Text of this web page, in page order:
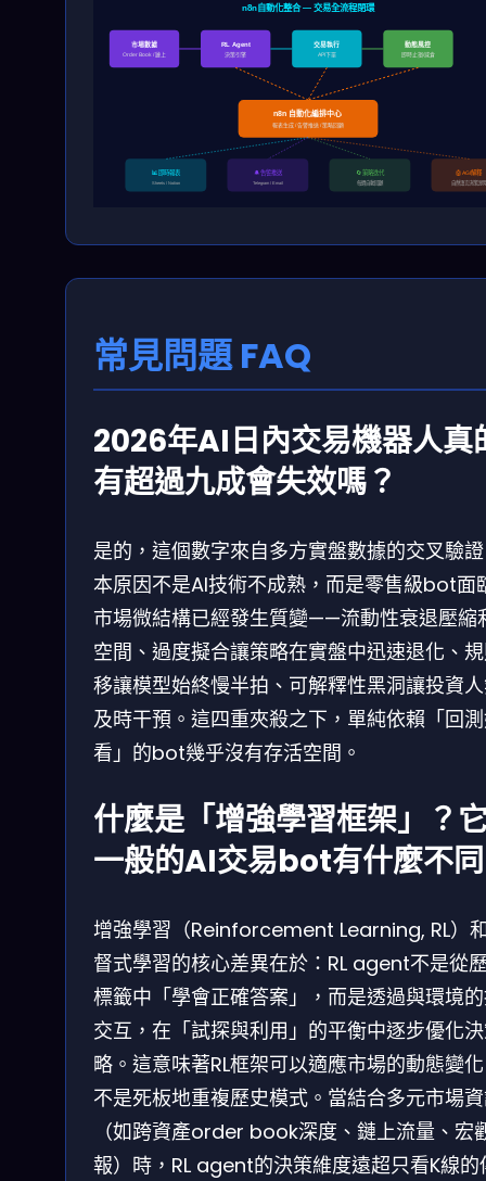
n8n自動化整合 — 交易全流程閉環
市場數據
Order Book / 鏈上
RL Agent
決策引擎
交易執行
API下單
動態風控
即時止損/減倉
n8n 自動化編排中心
報表生成 / 告警推送 / 策略回顧
📊 即時報表
Sheets / Notion
🔔 告警推送
Telegram / Email
🔄 策略迭代
每週自動回顧
🤖 AGI解釋
自然語言決策說
常見問題 FAQ
2026年AI日內交易機器人真
有超過九成會失效嗎？
是的，這個數字來自多方實盤數據的交叉驗
本原因不是AI技術不成熟，而是零售級bot面
市場微結構已經發生質變——流動性衰退壓縮
空間、過度擬合讓策略在實盤中迅速退化、
移讓模型始終慢半拍、可解釋性黑洞讓投資
及時干預。這四重夾殺之下，單純依賴「回
看」的bot幾乎沒有存活空間。
什麼是「增強學習框架」？
一般的AI交易bot有什麼不
增強學習（Reinforcement Learning, RL）
督式學習的核心差異在於：RL agent不是從
標籤中「學會正確答案」，而是透過與環境
交互，在「試探與利用」的平衡中逐步優化
略。這意味著RL框架可以適應市場的動態變
不是死板地重複歷史模式。當結合多元市場
（如跨資產order book深度、鏈上流量、宏
報）時，RL agent的決策維度遠超只看K線的